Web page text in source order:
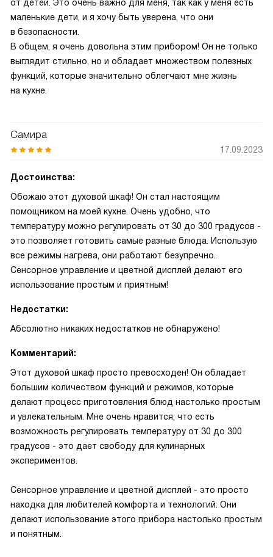
от детей. Это очень важно для меня, так как у меня есть
маленькие дети, и я хочу быть уверена, что они
в безопасности.
В общем, я очень довольна этим прибором! Он не только
выглядит стильно, но и обладает множеством полезных
функций, которые значительно облегчают мне жизнь
на кухне.
Самира
17.09.2023
Достоинства:
Обожаю этот духовой шкаф! Он стал настоящим
помощником на моей кухне. Очень удобно, что
температуру можно регулировать от 30 до 300 градусов -
это позволяет готовить самые разные блюда. Использую
все режимы нагрева, они работают безупречно.
Сенсорное управление и цветной дисплей делают его
использование простым и приятным!
Недостатки:
Абсолютно никаких недостатков не обнаружено!
Комментарий:
Этот духовой шкаф просто превосходен! Он обладает
большим количеством функций и режимов, которые
делают процесс приготовления блюд настолько простым
и увлекательным. Мне очень нравится, что есть
возможность регулировать температуру от 30 до 300
градусов - это дает свободу для кулинарных
экспериментов.
Сенсорное управление и цветной дисплей - это просто
находка для любителей комфорта и технологий. Они
делают использование этого прибора настолько простым
и понятным.